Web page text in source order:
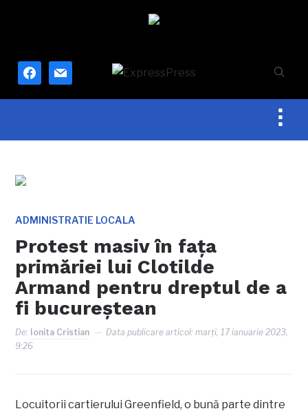
facebook
mail
ADMINISTRATIE LOCALA
Protest masiv în fața
primăriei lui Clotilde
Armand pentru dreptul de a
fi bucureștean
De: Ionita Cristian Data publicare articol:marți, 17 ianuarie 2023,
9:26
Locuitorii cartierului Greenfield, o bună parte dintre